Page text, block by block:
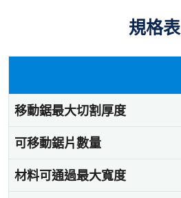
規格表
移動鋸最大切割厚度
可移動鋸片數量
材料可通過最大寬度